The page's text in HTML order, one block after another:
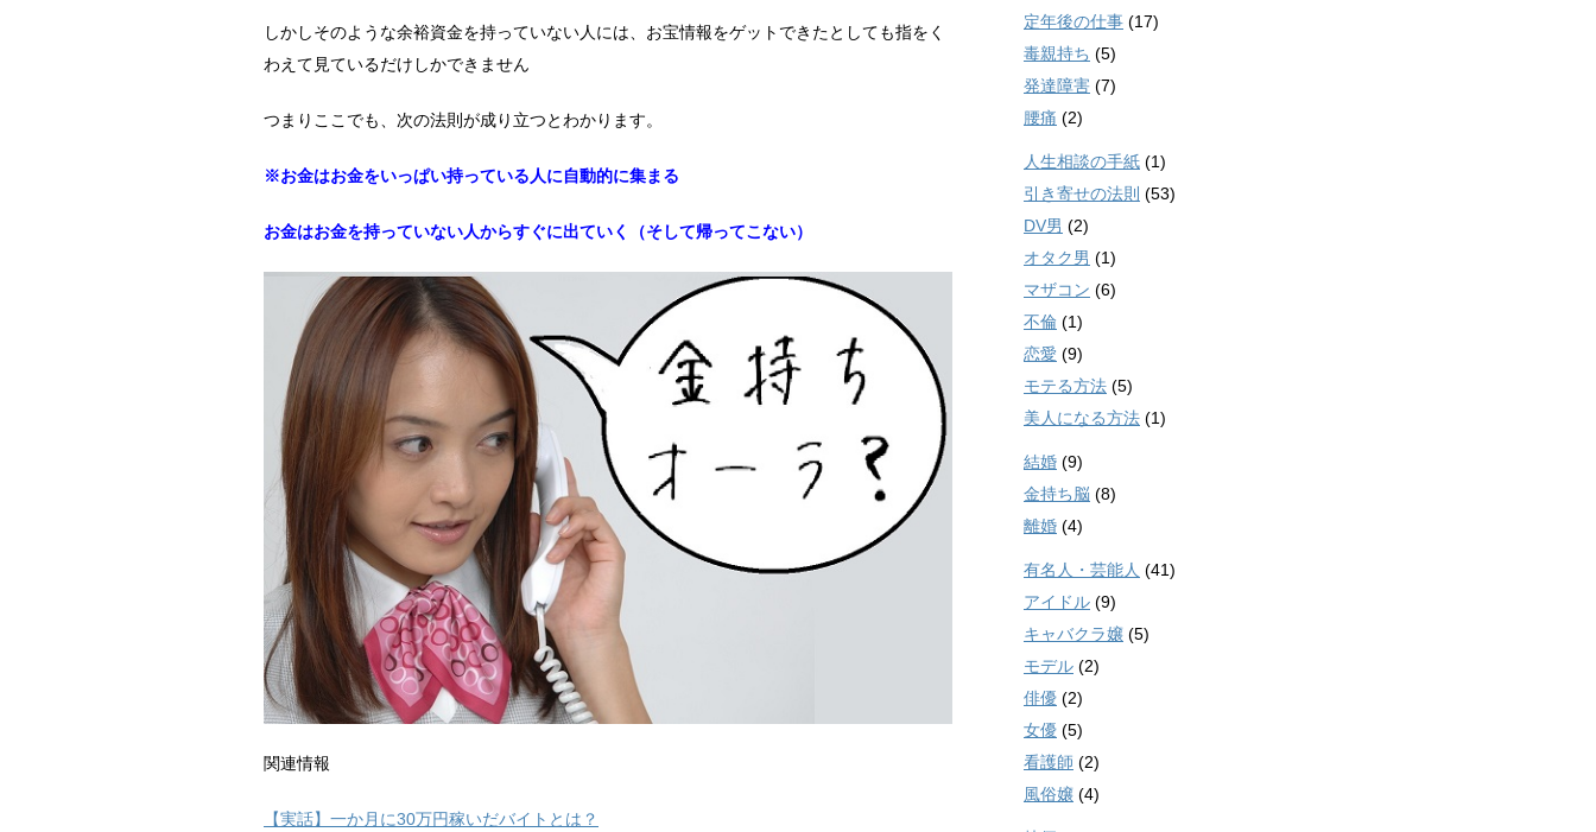
しかしそのような余裕資金を持っていない人には、お宝情報をゲットできたとしても指をく
わえて見ているだけしかできません
つまりここでも、次の法則が成り立つとわかります。
※お金はお金をいっぱい持っている人に自動的に集まる
お金はお金を持っていない人からすぐに出ていく（そして帰ってこない）
関連情報
【実話】一か月に30万円稼いだバイトとは？
定年後の仕事 (17)
毒親持ち (5)
発達障害 (7)
腰痛 (2)
人生相談の手紙 (1)
引き寄せの法則 (53)
DV男 (2)
オタク男 (1)
マザコン (6)
不倫 (1)
恋愛 (9)
モテる方法 (5)
美人になる方法 (1)
結婚 (9)
金持ち脳 (8)
離婚 (4)
有名人・芸能人 (41)
アイドル (9)
キャバクラ嬢 (5)
モデル (2)
俳優 (2)
女優 (5)
看護師 (2)
風俗嬢 (4)